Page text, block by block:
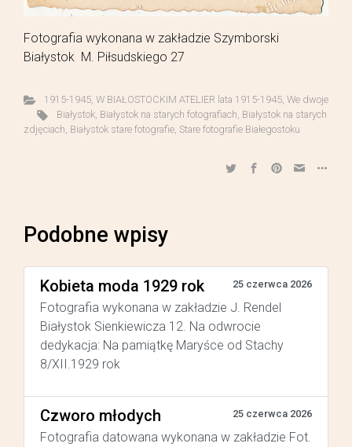
Fotografia wykonana w zakładzie Szymborski
Białystok M. Piłsudskiego 27
1915-1945, W BIAŁOSTOCKIM ATELIER lata 1915-1945, We dwoje
Białystok, Białystok na starych fotografiach Białystok na starych
zdjęciach Białystok stare fotografie Stare fotografie Białegostoku
Podobne wpisy
Kobieta moda 1929 rok 25 czerwca 2026
Fotografia wykonana w zakładzie J. Rendel
Białystok Sienkiewicza 12. Na odwrocie
dedykacja: Na pamiątkę Maryśce od Stachy
8/XII.1929 rok
Czworo młodych 25 czerwca 2026
Fotografia datowana wykonana w zakładzie Fot.